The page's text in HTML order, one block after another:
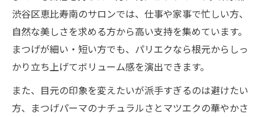
渋谷区恵比寿南のサロンでは、仕事や家事で忙しい方、
自然な美しさを求める方から高い支持を集めています。
まつげが細い・短い方でも、パリエクなら根元からしっ
かり立ち上げてボリューム感を演出できます。
また、目元の印象を変えたいが派手すぎるのは避けたい
方、まつげパーマのナチュラルさとマツエクの華やかさ